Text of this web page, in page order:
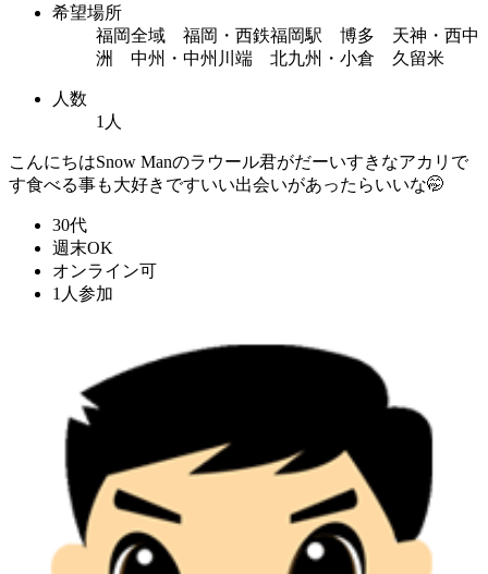
希望場所
福岡全域 福岡・西鉄福岡駅 博多 天神・西中
洲 中州・中州川端 北九州・小倉 久留米
人数
1人
こんにちはSnow Manのラウール君がだーいすきなアカリで
す食べる事も大好きですいい出会いがあったらいいな🤭
30代
週末OK
オンライン可
1人参加